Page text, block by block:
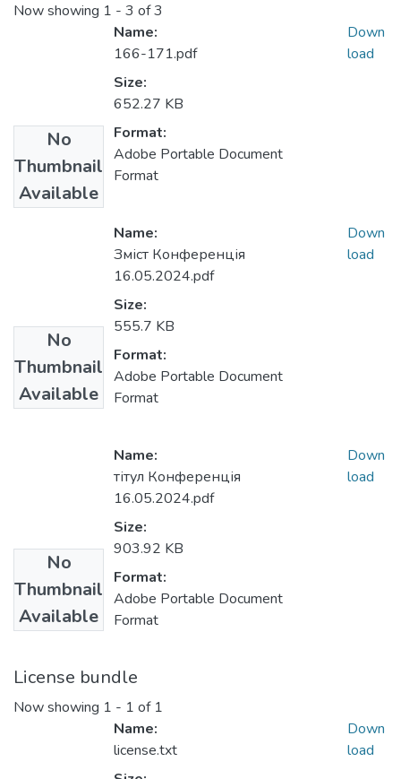
Now showing 1 - 3 of 3
No
Thumbnail
Available
Name:
166-171.pdf
Size:
652.27 KB
Format:
Adobe Portable Document
Format
Down
load
No
Thumbnail
Available
Name:
Зміст Конференція
16.05.2024.pdf
Size:
555.7 KB
Format:
Adobe Portable Document
Format
Down
load
No
Thumbnail
Available
Name:
тітул Конференція
16.05.2024.pdf
Size:
903.92 KB
Format:
Adobe Portable Document
Format
Down
load
License bundle
Now showing 1 - 1 of 1
Name:
license.txt
Down
load